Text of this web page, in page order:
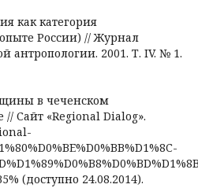
как категория
России) // Журнал
антропологии. 2001. Т. IV. № 1.
в чеченском
Сайт «Regional Dialog».
(доступно 24.08.2014).